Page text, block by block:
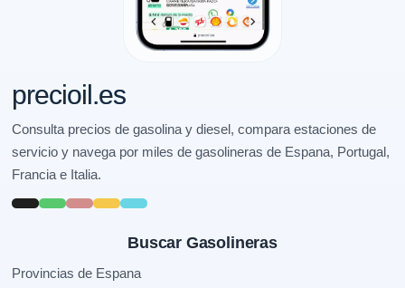
precioil.es
Consulta precios de gasolina y diesel, compara estaciones de
servicio y navega por miles de gasolineras de Espana, Portugal,
Francia e Italia.
Buscar Gasolineras
Provincias de Espana